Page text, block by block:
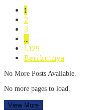
1
2
3
…
1,129
Berikutnya
No More Posts Available.
No more pages to load.
View More